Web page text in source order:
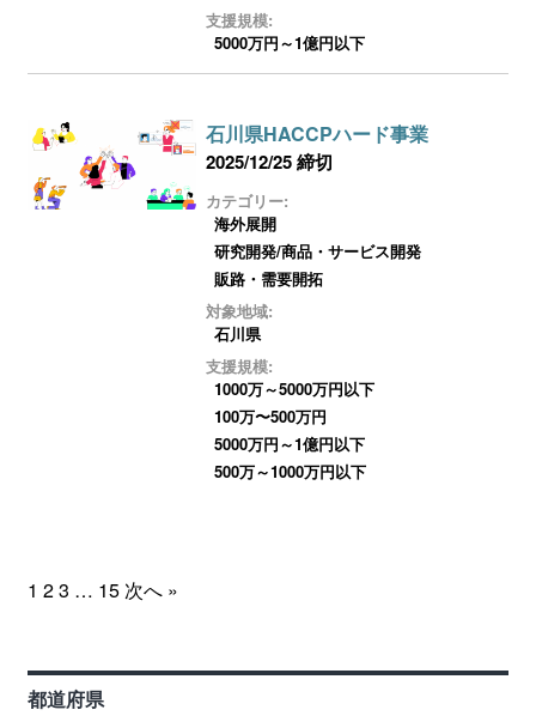
支援規模:
5000万円～1億円以下
石川県HACCPハード事業
2025/12/25 締切
カテゴリー:
海外展開
研究開発/商品・サービス開発
販路・需要開拓
対象地域:
石川県
支援規模:
1000万～5000万円以下
100万〜500万円
5000万円～1億円以下
500万～1000万円以下
1 23 … 15 次へ »
都道府県